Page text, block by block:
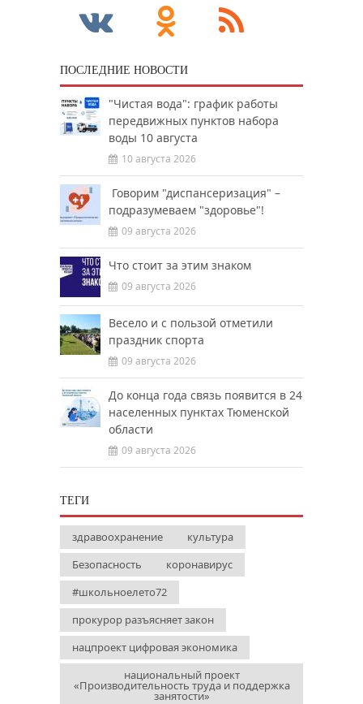
ПОСЛЕДНИЕ НОВОСТИ
"Чистая вода": график работы
передвижных пунктов набора
воды 10 августа
10 августа 2026
Говорим "диспансеризация" –
подразумеваем "здоровье"!
09 августа 2026
Что стоит за этим знаком
09 августа 2026
Весело и с пользой отметили
праздник спорта
09 августа 2026
До конца года связь появится в 24
населенных пунктах Тюменской
области
09 августа 2026
ТЕГИ
здравоохранение
культура
Безопасность
коронавирус
#школьноелето72
прокурор разъясняет закон
нацпроект цифровая экономика
национальный проект
«Производительность труда и поддержка
занятости»